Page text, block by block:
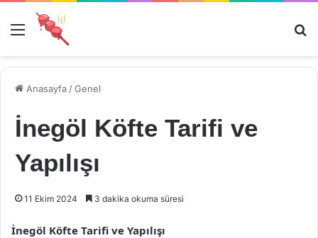
Menü
Anasayfa /Genel
İnegöl Köfte Tarifi ve
Yapılışı
11 Ekim 2024 3 dakika okuma süresi
İnegöl Köfte Tarifi ve Yapılışı